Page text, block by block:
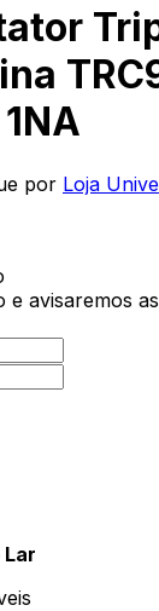
por Loja
e avisaremos
Lar